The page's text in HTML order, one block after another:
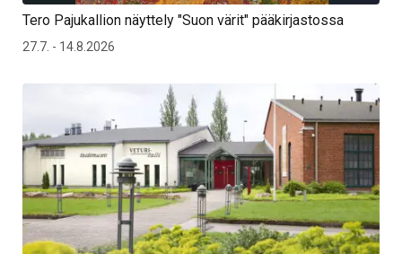
Tero Pajukallion näyttely "Suon värit" pääkirjastossa
27.7. - 14.8.2026